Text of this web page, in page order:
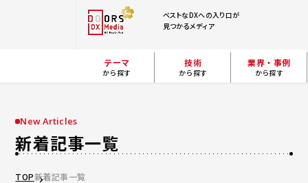
ベストなDXへの入り口が
見つかるメディア
テーマ
から探す
技術
から探す
業界・事例
から探す
New Articles
新着記事一覧
TOP新着記事一覧